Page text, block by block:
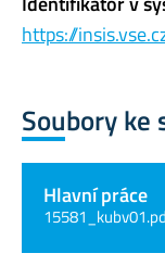
https://
Soubory ke
Hlavní práce